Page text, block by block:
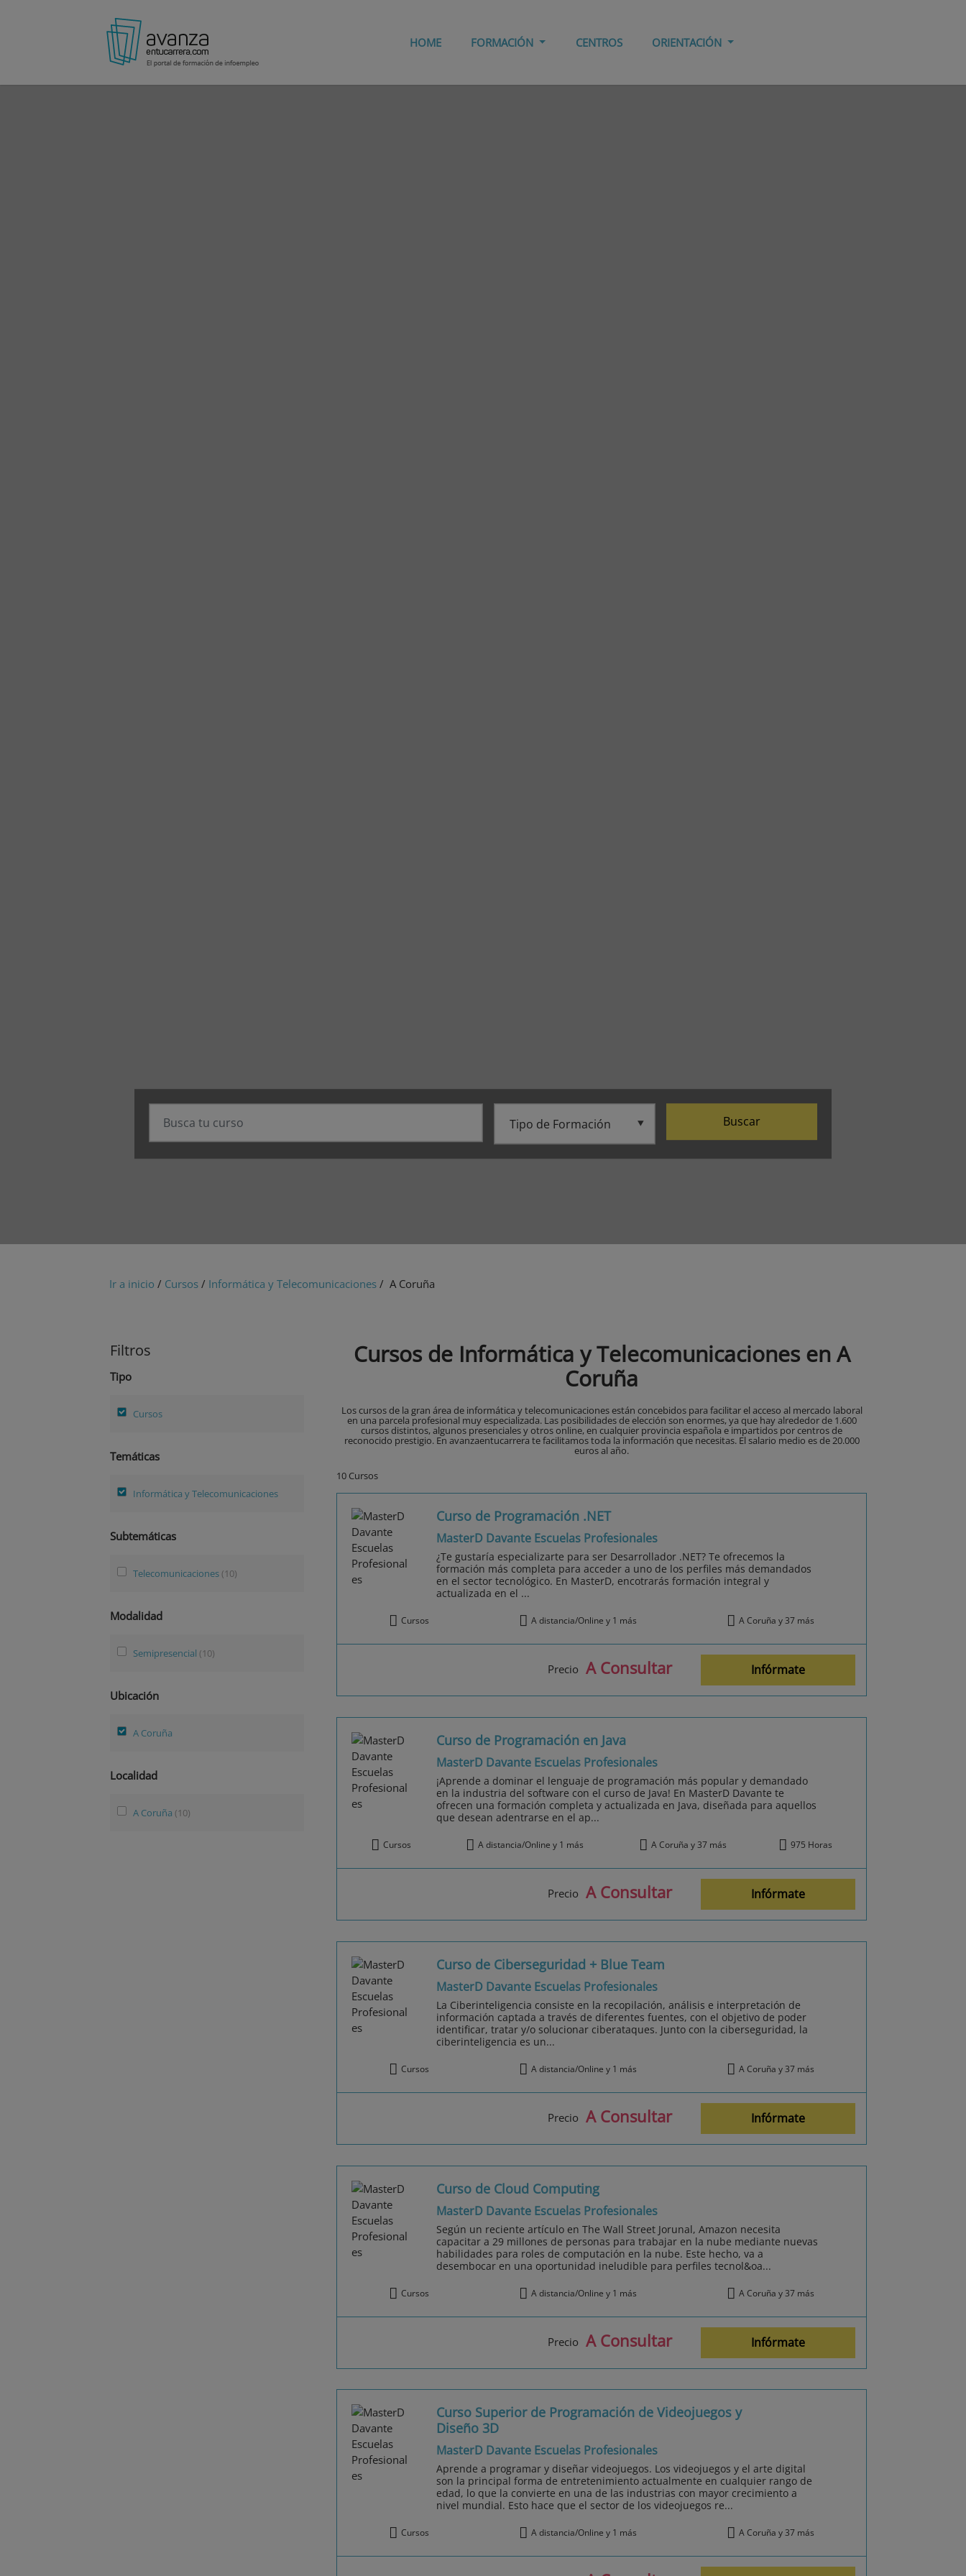
HOME FORMACIÓN CENTROS ORIENTACIÓN
Buscar
Ir a inicio / Cursos / Informática y Telecomunicaciones / A Coruña
Filtros
Tipo
Cursos
Temáticas
Informática y Telecomunicaciones
Subtemáticas
Telecomunicaciones (10)
Modalidad
Semipresencial (10)
Ubicación
A Coruña
Localidad
A Coruña (10)
Cursos de Informática y Telecomunicaciones en A
Coruña
Los cursos de la gran área de informática y telecomunicaciones están concebidos para facilitar el acceso al mercado laboral
en una parcela profesional muy especializada. Las posibilidades de elección son enormes, ya que hay alrededor de 1.600
cursos distintos, algunos presenciales y otros online, en cualquier provincia española e impartidos por centros de
reconocido prestigio. En avanzaentucarrera te facilitamos toda la información que necesitas. El salario medio es de 20.000
euros al año.
10 Cursos
Curso de Programación .NET
MasterD Davante Escuelas Profesionales
¿Te gustaría especializarte para ser Desarrollador .NET? Te ofrecemos la
formación más completa para acceder a uno de los perfiles más demandados
en el sector tecnológico. En MasterD, encotrarás formación integral y
actualizada en el ...
Cursos A distancia/Online y 1 más A Coruña y 37 más
Precio A Consultar Infórmate
Curso de Programación en Java
MasterD Davante Escuelas Profesionales
¡Aprende a dominar el lenguaje de programación más popular y demandado
en la industria del software con el curso de Java! En MasterD Davante te
ofrecen una formación completa y actualizada en Java, diseñada para aquellos
que desean adentrarse en el ap...
Cursos A distancia/Online y 1 más A Coruña y 37 más 975 Horas
Precio A Consultar Infórmate
Curso de Ciberseguridad + Blue Team
MasterD Davante Escuelas Profesionales
La Ciberinteligencia consiste en la recopilación, análisis e interpretación de
información captada a través de diferentes fuentes, con el objetivo de poder
identificar, tratar y/o solucionar ciberataques. Junto con la ciberseguridad, la
ciberinteligencia es un...
Cursos A distancia/Online y 1 más A Coruña y 37 más
Precio A Consultar Infórmate
Curso de Cloud Computing
MasterD Davante Escuelas Profesionales
Según un reciente artículo en The Wall Street Jorunal, Amazon necesita
capacitar a 29 millones de personas para trabajar en la nube mediante nuevas
habilidades para roles de computación en la nube. Este hecho, va a
desembocar en una oportunidad ineludible para perfiles tecnol&oa...
Cursos A distancia/Online y 1 más A Coruña y 37 más
Precio A Consultar Infórmate
Curso Superior de Programación de Videojuegos y
Diseño 3D
MasterD Davante Escuelas Profesionales
Aprende a programar y diseñar videojuegos. Los videojuegos y el arte digital
son la principal forma de entretenimiento actualmente en cualquier rango de
edad, lo que la convierte en una de las industrias con mayor crecimiento a
nivel mundial. Esto hace que el sector de los videojuegos re...
Cursos A distancia/Online y 1 más A Coruña y 37 más